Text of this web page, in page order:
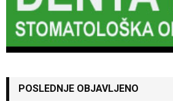
POSLEDNJE OBJAVLJENO